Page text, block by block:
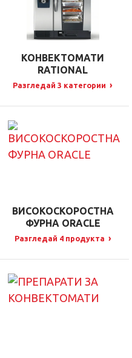
Compact и Icon, с
и функция за
КОНВЕКТОМАТИ
RATIONAL
Разгледай 3 категории ›
ВИСОКОСКОРОСТНА
ФУРНА ORACLE
Разгледай 4 продукта ›